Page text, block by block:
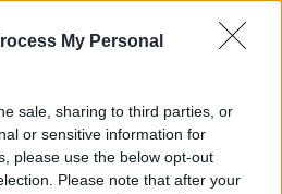
My Personal
sale, sharing to third parties, or
or sensitive information for
please use the below opt-out
Please note that after your
βασανιστική
παλινδρόμηση - Υπάρχει
οριστική λύση